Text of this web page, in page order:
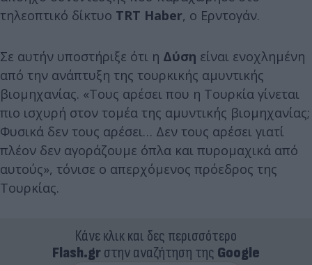
τηλεοπτικό δίκτυο TRT Haber, o Ερντογάν.
Σε αυτήν υποστήριξε ότι η Δύση είναι ενοχλημένη
από την ανάπτυξη της τουρκικής αμυντικής
βιομηχανίας. «Τους αρέσει που η Τουρκία γίνεται
πιο ισχυρή στον τομέα της αμυντικής βιομηχανίας;
Φυσικά δεν τους αρέσει… Δεν τους αρέσει γιατί
πλέον δεν αγοράζουμε όπλα και πυρομαχικά από
αυτούς», τόνισε ο απερχόμενος πρόεδρος της
Τουρκίας.
Κάνε κλικ και δες περισσότερο
Flash.grστην αναζήτηση της Google